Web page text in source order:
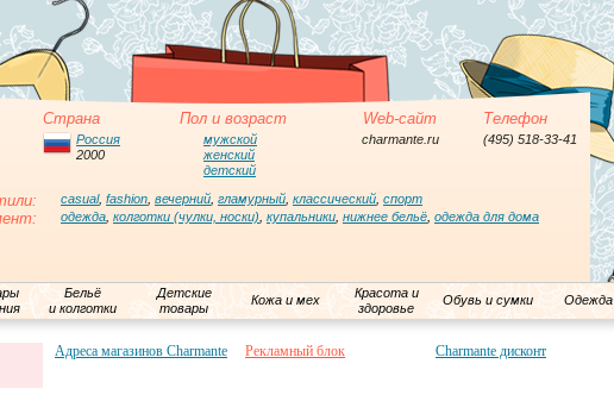
Страна Пол и возраст Web-сайт Телефон
Россия
2000
мужской
женский
детский
charmante.ru (495) 518-33-41
casual, fashion вечерний гламурный классический спорт
одежда колготки (чулки, носки) купальники нижнее бельё одежда для дома
Бельё
и колготки
Детские
товары
Кожа и мех
Красота и
здоровье
Обувь и сумки Одежда
Адреса магазинов Charmante Рекламный блок Charmante дисконт